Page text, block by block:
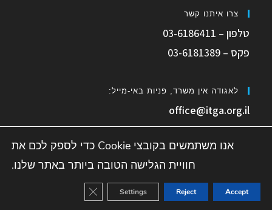
צרו איתנו קשר
טלפון – 03-6186411
פקס – 03-6181389
לאגודה אין משרד, פניות באי-מייל:
office@itga.org.il
האתר מנוהל ועוצב על עלמה ייעוץ בשיווק ופרסום
אנו משתמשים בקובצי Cookie כדי לספק לכם את
חוויית הגלישה הטובה ביותר באתר שלנו.
Accept
Reject
Settings
GDPR Cookie Banner